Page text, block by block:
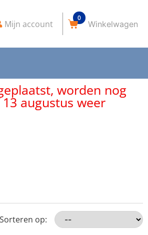
Mijn account
0
worden nog
augustus weer
Sorteren op: